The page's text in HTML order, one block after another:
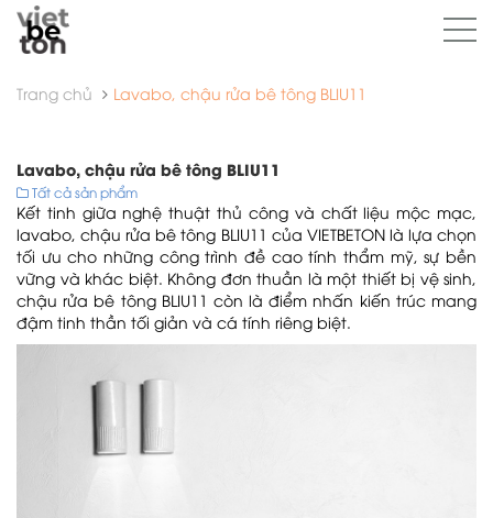
Trang chủ Lavabo, chậu rửa bê tông BLIU11
Lavabo, chậu rửa bê tông BLIU11
Tất cả sản phẩm
Kết tinh giữa nghệ thuật thủ công và chất liệu mộc mạc,
lavabo, chậu rửa bê tông BLIU11 của VIETBETON là lựa chọn
tối ưu cho những công trình đề cao tính thẩm mỹ, sự bền
vững và khác biệt. Không đơn thuần là một thiết bị vệ sinh,
chậu rửa bê tông BLIU11 còn là điểm nhấn kiến trúc mang
đậm tinh thần tối giản và cá tính riêng biệt.